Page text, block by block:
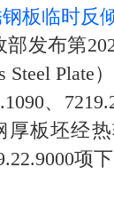
板临时反
布第
Steel
、
板坯经